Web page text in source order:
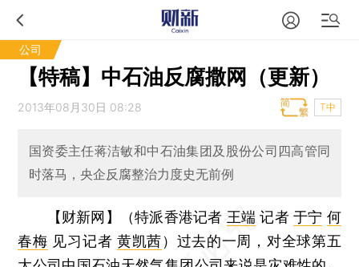
公司
【特稿】中石油反腐撒网（更新）
2013年08月30日 08:28 T中
国资委主任蒋洁敏和中石油集团及股份公司四高管同
时落马，央企反腐整治力度史无前例
【财新网】（特派香港记者 王端 记者 于宁 何
春梅 见习记者 黄凯茜） 过去的一周，对全球第五